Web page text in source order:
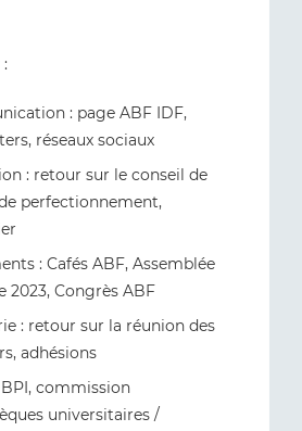
: page ABF IDF,
réseaux sociaux
: retour sur le conseil de
perfectionnement,
: Cafés ABF, Assemblée
2023, Congrès ABF
: retour sur la réunion des
adhésions
commission
universitaires /